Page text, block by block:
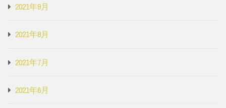
2021年9月
2021年8月
2021年7月
2021年6月